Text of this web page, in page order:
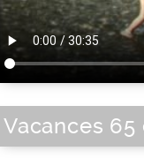
Vacances 65